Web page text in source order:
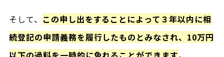
そして、 この申し出をすることによって３年以内に相
続登記の申請義務を履行したものとみなされ、10万円